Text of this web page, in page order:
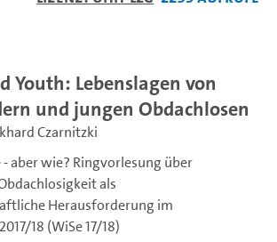
Youth: Lebenslagen von
und jungen Obdachlosen
Czarnitzki
aber wie? Ringvorlesung über
als
Herausforderung im
18 (WiSe 17/18)